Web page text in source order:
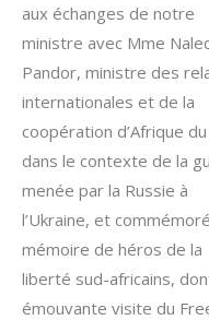
aux échanges de notre
ministre avec Mme
Pandor, ministre des
internationales et de la
coopération d’Afrique du
dans le contexte de la
menée par la Russie à
l’Ukraine, et
mémoire de héros de la
liberté sud-africains,
émouvante visite du